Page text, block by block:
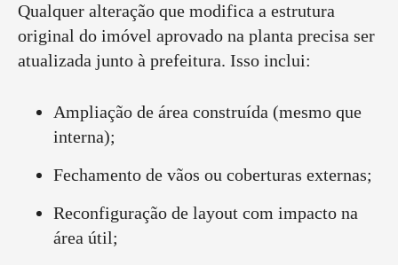
Qualquer alteração que modifica a estrutura
original do imóvel aprovado na planta precisa ser
atualizada junto à prefeitura. Isso inclui:
Ampliação de área construída (mesmo que
interna);
Fechamento de vãos ou coberturas externas;
Reconfiguração de layout com impacto na
área útil;